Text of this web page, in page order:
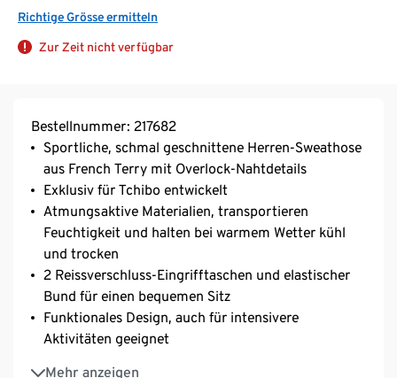
Richtige Grösse ermitteln
Zur Zeit nicht verfügbar
Bestellnummer: 217682
Sportliche, schmal geschnittene Herren-Sweathose
aus French Terry mit Overlock-Nahtdetails
Exklusiv für Tchibo entwickelt
Atmungsaktive Materialien, transportieren
Feuchtigkeit und halten bei warmem Wetter kühl
und trocken
2 Reissverschluss-Eingrifftaschen und elastischer
Bund für einen bequemen Sitz
Funktionales Design, auch für intensivere
Aktivitäten geeignet
Mehr anzeigen
Das Funktionsstoffgewebe absorbiert Feuchtigkeit,